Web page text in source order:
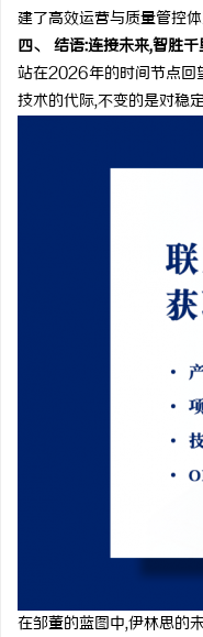
建了高效运营与质量管控
四、 结语:连接未来,智胜千
站在2026年的时间节点回
技术的代际,不变的是对稳
在邹董的蓝图中,伊林思的